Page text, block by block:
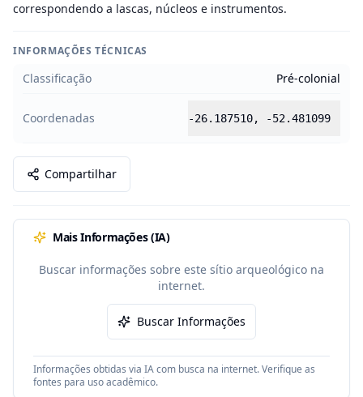
correspondendo a lascas, núcleos e instrumentos.
INFORMAÇÕES TÉCNICAS
Classificação Pré-colonial
Coordenadas -26.187510, -52.481099
Compartilhar
Mais Informações (IA)
Buscar informações sobre este sítio arqueológico na
internet.
Buscar Informações
Informações obtidas via IA com busca na internet. Verifique as
fontes para uso acadêmico.